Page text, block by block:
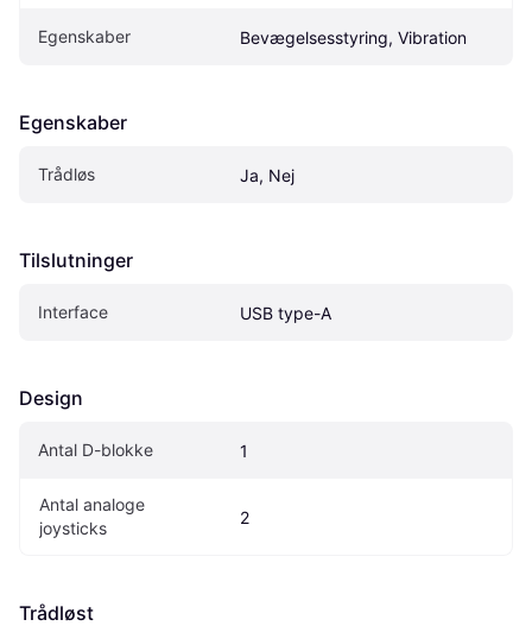
Egenskaber Bevægelsesstyring, Vibration
Egenskaber
Trådløs Ja, Nej
Tilslutninger
Interface USB type-A
Design
Antal D-blokke 1
Antal analoge
joysticks
2
Trådløst